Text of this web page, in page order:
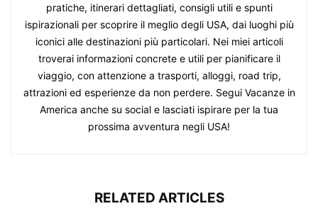
pratiche, itinerari dettagliati, consigli utili e spunti
ispirazionali per scoprire il meglio degli USA, dai luoghi più
iconici alle destinazioni più particolari. Nei miei articoli
troverai informazioni concrete e utili per pianificare il
viaggio, con attenzione a trasporti, alloggi, road trip,
attrazioni ed esperienze da non perdere. Segui Vacanze in
America anche su social e lasciati ispirare per la tua
prossima avventura negli USA!
RELATED ARTICLES